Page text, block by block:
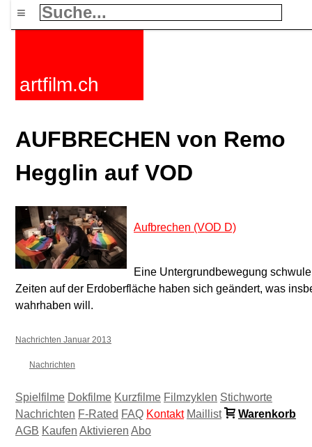
≡
artfilm.ch
AUFBRECHEN von Remo
Hegglin auf VOD
Aufbrechen (VOD D)
Eine Untergrundbewegung
Zeiten auf der Erdoberfläche haben sich geändert, was
wahrhaben will.
Nachrichten Januar 2013
Nachrichten
Spielfilme Dokfilme Kurzfilme Filmzyklen Stichworte
Nachrichten F-Rated FAQ Kontakt Maillist
Warenkorb
AGB Kaufen Aktivieren Abo